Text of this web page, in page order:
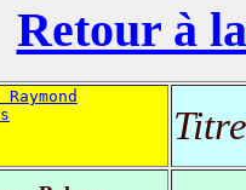
Retour à